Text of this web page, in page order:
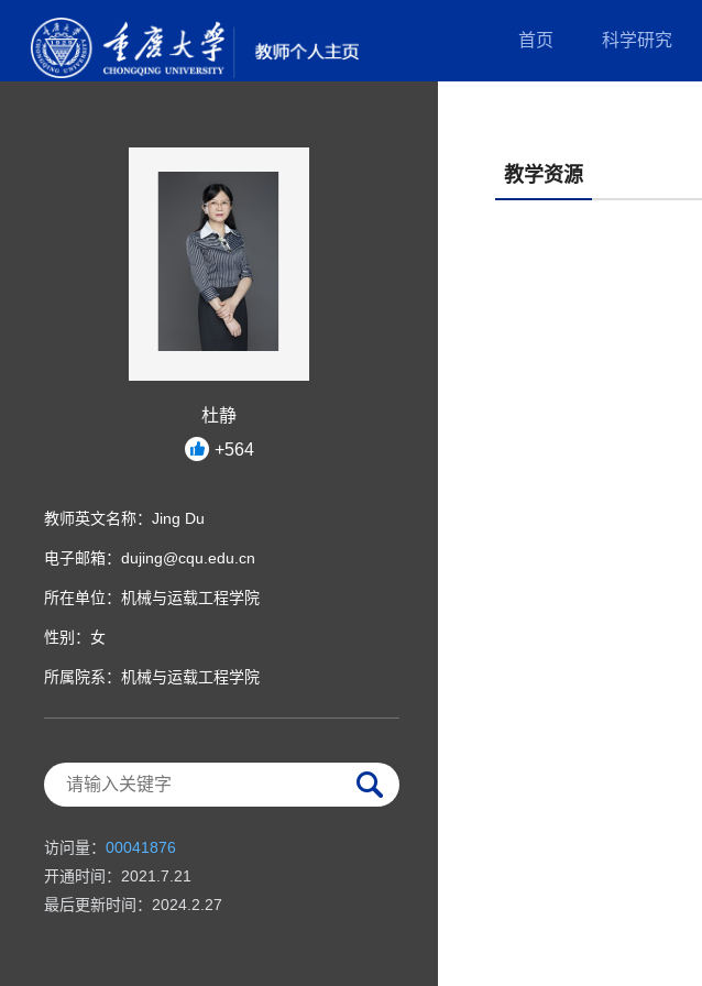
首页 科学研究
杜静
+564
教师英文名称：Jing Du
电子邮箱： dujing@cqu.edu.cn
所在单位：机械与运载工程学院
性别：女
所属院系：机械与运载工程学院
访问量： 00041876
开通时间： 2021 7 21
最后更新时间： 2024 2 27
教学资源